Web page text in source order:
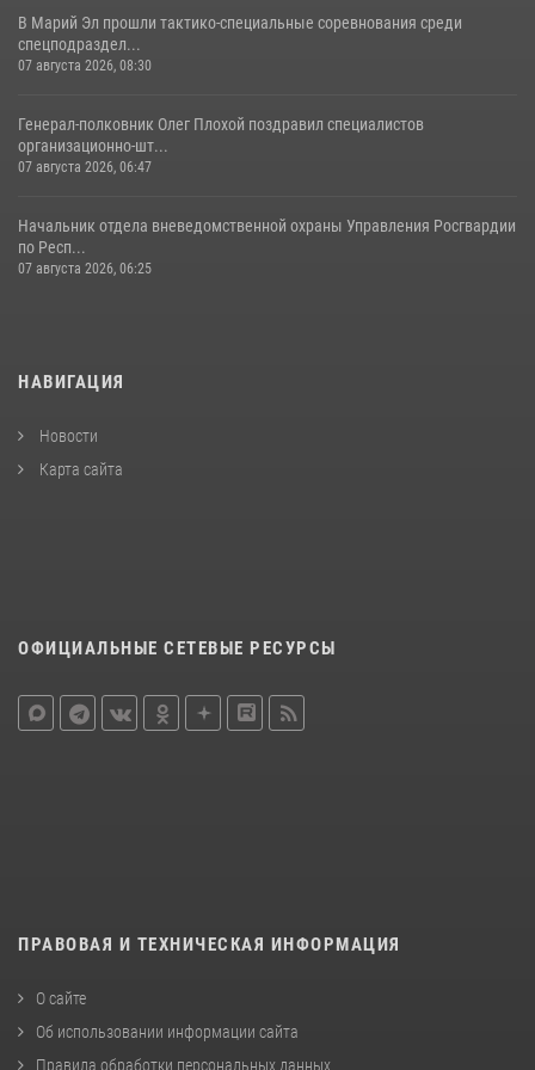
В Марий Эл прошли тактико-специальные соревнования среди
спецподраздел...
07 августа 2026, 08:30
Генерал-полковник Олег Плохой поздравил специалистов
организационно-шт...
07 августа 2026, 06:47
Начальник отдела вневедомственной охраны Управления Росгвардии
по Респ...
07 августа 2026, 06:25
НАВИГАЦИЯ
Новости
Карта сайта
ОФИЦИАЛЬНЫЕ СЕТЕВЫЕ РЕСУРСЫ
ПРАВОВАЯ И ТЕХНИЧЕСКАЯ ИНФОРМАЦИЯ
О сайте
Об использовании информации сайта
Правила обработки персональных данных